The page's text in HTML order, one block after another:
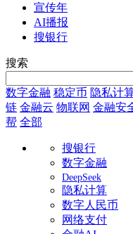
宣传年
AI播报
搜银行
搜索
数字金融 稳定币 隐私计
链 金融云 物联网 金融安
帮 全部
搜银行
数字金融
DeepSeek
隐私计算
数字人民币
网络支付